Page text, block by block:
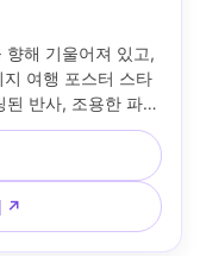
향해 기울어져 있고,
여행 포스터 스타
반사, 조용한 파란
위에 헤드라인, 아래
트 잉크 질감, 깨끗
러운 영화 조명 --ar
↗